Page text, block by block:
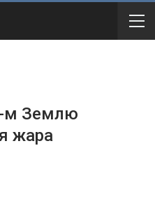
м Землю
жара